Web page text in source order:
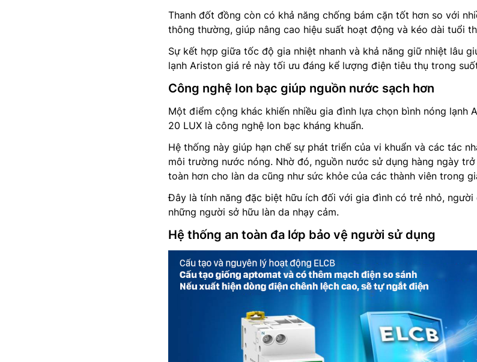
Thanh đốt đồng còn có khả năng chống bám cặn tốt hơn so với
thông thường, giúp nâng cao hiệu suất hoạt động và kéo dài tuổi
Sự kết hợp giữa tốc độ gia nhiệt nhanh và khả năng giữ nhiệt lâu
lạnh Ariston giá rẻ này tối ưu đáng kể lượng điện tiêu thụ trong
Công nghệ Ion bạc giúp nguồn nước sạch hơn
Một điểm cộng khác khiến nhiều gia đình lựa chọn bình nóng lạnh
20 LUX là công nghệ Ion bạc kháng khuẩn.
Hệ thống này giúp hạn chế sự phát triển của vi khuẩn và các tác
môi trường nước nóng. Nhờ đó, nguồn nước sử dụng hàng ngày trở
toàn hơn cho làn da cũng như sức khỏe của các thành viên trong
Đây là tính năng đặc biệt hữu ích đối với gia đình có trẻ nhỏ, người
những người sở hữu làn da nhạy cảm.
Hệ thống an toàn đa lớp bảo vệ người sử dụng